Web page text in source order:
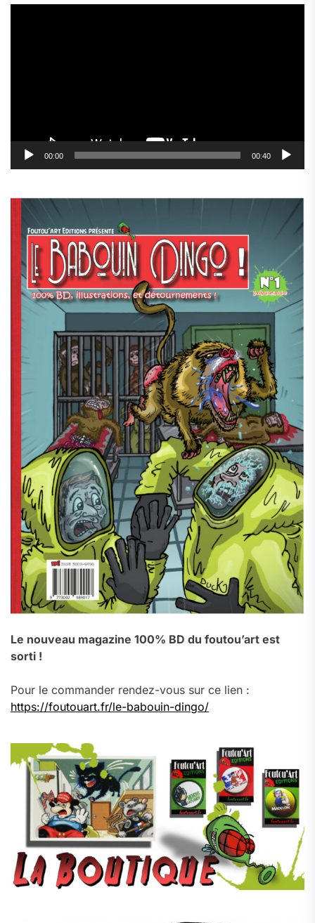
00:00 00:40
Le nouveau magazine 100% BD du foutou’art est
sorti !
Pour le commander rendez-vous sur ce lien :
https://foutouart.fr/le-babouin-dingo/